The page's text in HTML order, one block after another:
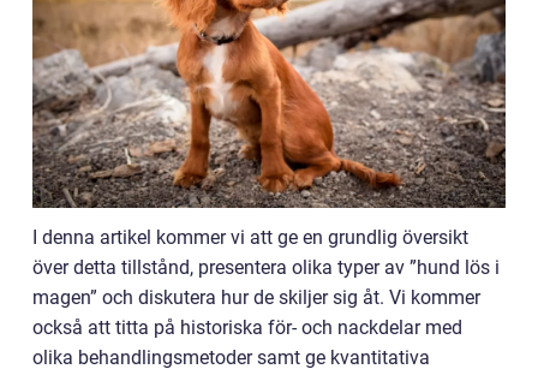
I denna artikel kommer vi att ge en grundlig översikt
över detta tillstånd, presentera olika typer av ”hund lös i
magen” och diskutera hur de skiljer sig åt. Vi kommer
också att titta på historiska för- och nackdelar med
olika behandlingsmetoder samt ge kvantitativa